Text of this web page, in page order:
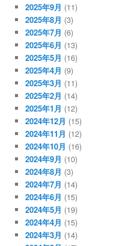
2025年9月 (11)
2025年8月 (3)
2025年7月 (6)
2025年6月 (13)
2025年5月 (16)
2025年4月 (9)
2025年3月 (11)
2025年2月 (14)
2025年1月 (12)
2024年12月 (15)
2024年11月 (12)
2024年10月 (16)
2024年9月 (10)
2024年8月 (3)
2024年7月 (14)
2024年6月 (15)
2024年5月 (19)
2024年4月 (15)
2024年3月 (14)